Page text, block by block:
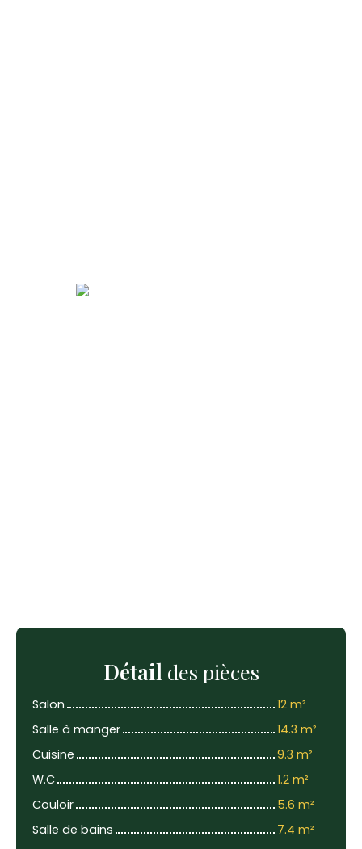
Détail des pièces
Salon
12 m²
Salle à manger
14.3 m²
Cuisine
9.3 m²
W.C
1.2 m²
Couloir
5.6 m²
Salle de bains
7.4 m²